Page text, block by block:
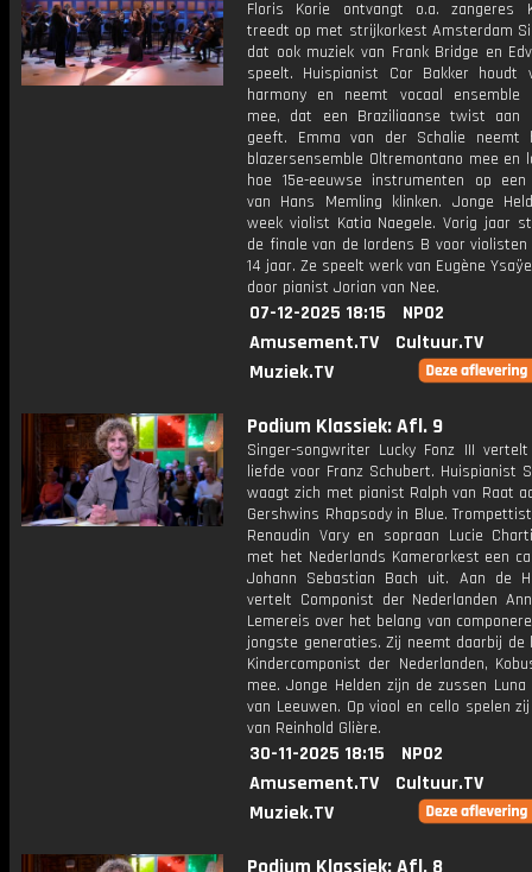
Floris Korie ontvangt o.a. zangeres
treedt op met strijkorkest Amsterdam
dat ook muziek van Frank Bridge en
speelt. Huispianist Cor Bakker houdt
harmony en neemt vocaal ensemble
mee, dat een Braziliaanse twist aan
geeft. Emma van der Schalie neemt
blazersensemble Oltremontano mee en
hoe 15e-eeuwse instrumenten op
van Hans Memling klinken. Jonge
week violist Katia Naegele. Vorig jaar
de finale van de Iordens B voor violisten
14 jaar. Ze speelt werk van Eugène
door pianist Jorian van Nee.
07-12-2025 18:15
NPO2
Amusement.TV
Cultuur.TV
Muziek.TV
Podium Klassiek: Afl. 9
Singer-songwriter Lucky Fonz III
liefde voor Franz Schubert. Huispianist
waagt zich met pianist Ralph van Raat
Gershwins Rhapsody in Blue.
Renaudin Vary en sopraan Lucie
met het Nederlands Kamerorkest een
Johann Sebastian Bach uit. Aan de
vertelt Componist der Nederlanden
Lemereis over het belang van
jongste generaties. Zij neemt daarbij de
Kindercomponist der Nederlanden,
mee. Jonge Helden zijn de zussen Luna
van Leeuwen. Op viool en cello spelen
van Reinhold Glière.
30-11-2025 18:15
NPO2
Amusement.TV
Cultuur.TV
Muziek.TV